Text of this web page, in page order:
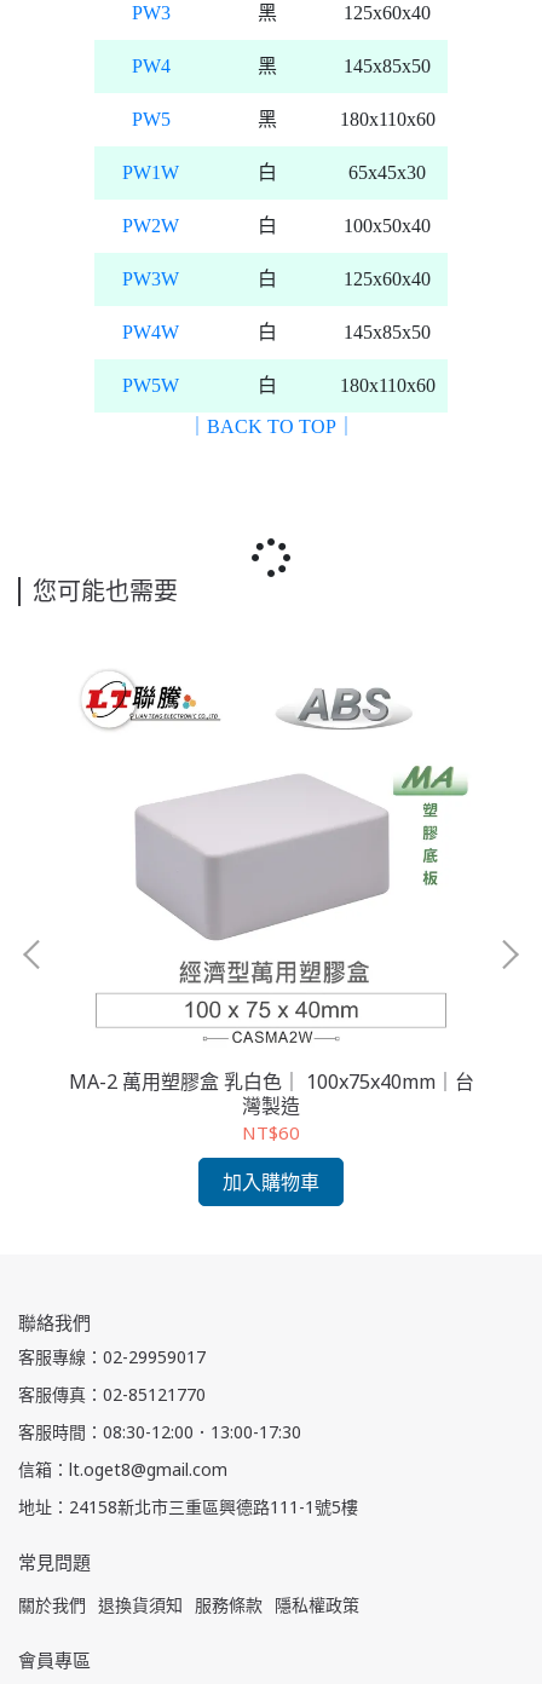
PW3 黑 125x60x40
PW4 黑 145x85x50
PW5 黑 180x110x60
PW1W 白 65x45x30
PW2W 白 100x50x40
PW3W 白 125x60x40
PW4W 白 145x85x50
PW5W 白
180x110x60
｜BACK TO TOP｜
您可能也需要
MA-2 萬用塑膠盒 乳白色｜ 100x75x40mm｜台
灣製造
NT$60
加入購物車
聯絡我們
客服專線：02-29959017
客服傳真：02-85121770
客服時間：08:30-12:00．13:00-17:30
信箱：lt.oget8@gmail.com
地址：24158新北市三重區興德路111-1號5樓
常見問題
關於我們 退換貨須知 服務條款 隱私權政策
會員專區